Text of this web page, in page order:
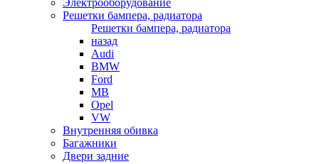
Электрооборудование
Решетки бампера, радиатора
Решетки бампера, радиатора
назад
Audi
BMW
Ford
MB
Opel
VW
Внутренняя обивка
Багажники
Двери задние